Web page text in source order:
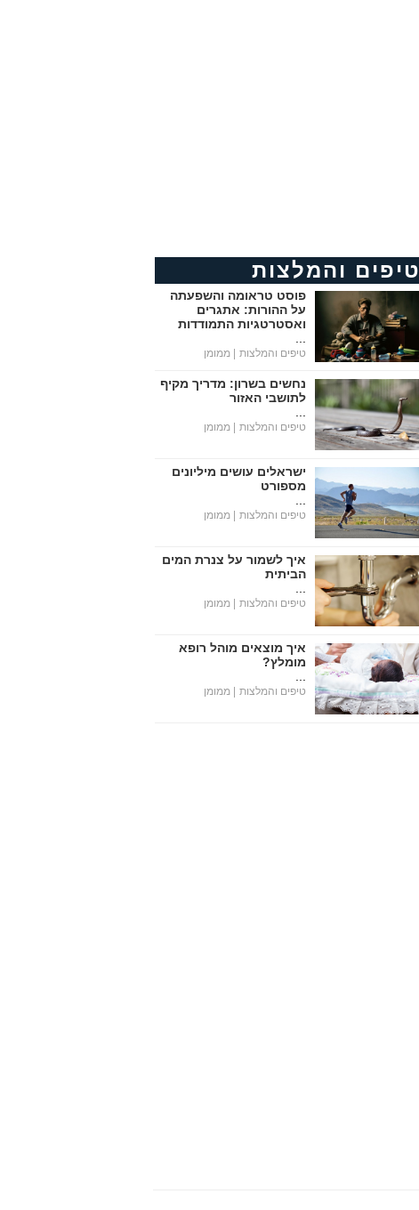
טיפים והמלצות
פוסט טראומה והשפעתה
על ההורות: אתגרים
ואסטרטגיות התמודדות
טיפים והמלצות | ממומן
נחשים בשרון: מדריך מקיף
לתושבי האזור
טיפים והמלצות | ממומן
ישראלים עושים מיליונים
מספורט
טיפים והמלצות | ממומן
איך לשמור על צנרת המים
הביתית
טיפים והמלצות | ממומן
איך מוצאים מוהל רופא
מומלץ?
טיפים והמלצות | ממומן